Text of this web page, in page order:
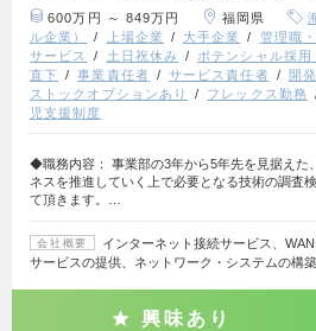
600万円 ～ 849万円 福岡県
ル企業）
上場企業 大手企業 管理職
サービス
土日祝休み ポテンシャル採用
直下
事業責任者 サービス責任者 開
ストックオプションあり
フレックス勤務
児支援制度
◆職務内容： 事業部の3年から5年先を見据えた
ネスを推進していく上で必要となる技術の調査
て頂きます。…
会社概要
インターネット接続サービス、
サービスの提供、ネットワーク・システムの構
興味あり